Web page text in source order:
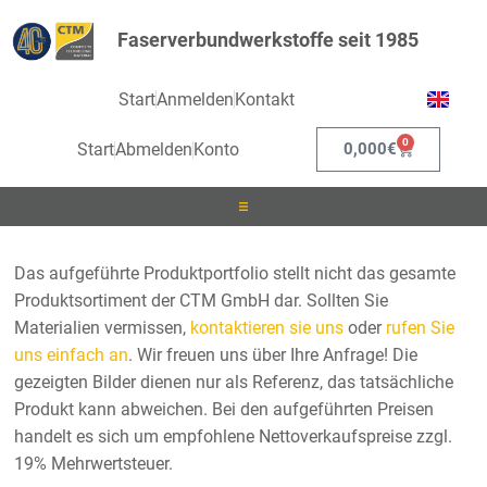
Faserverbundwerkstoffe seit 1985
StartAnmeldenKontakt
StartAbmelden Konto 0,000€ 0
Kleben
Beschichten
Das aufgeführte Produktportfolio stellt nicht das gesamte
Produktsortiment der CTM GmbH dar. Sollten Sie
Materialien vermissen, kontaktieren sie uns oder rufen Sie
uns einfach an. Wir freuen uns über Ihre Anfrage! Die
gezeigten Bilder dienen nur als Referenz, das tatsächliche
Produkt kann abweichen. Bei den aufgeführten Preisen
handelt es sich um empfohlene Nettoverkaufspreise zzgl.
19% Mehrwertsteuer.